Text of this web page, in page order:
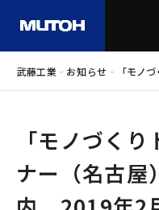
武藤工業 - お知らせ - 「モノ
「モノづく
ナー（名古屋